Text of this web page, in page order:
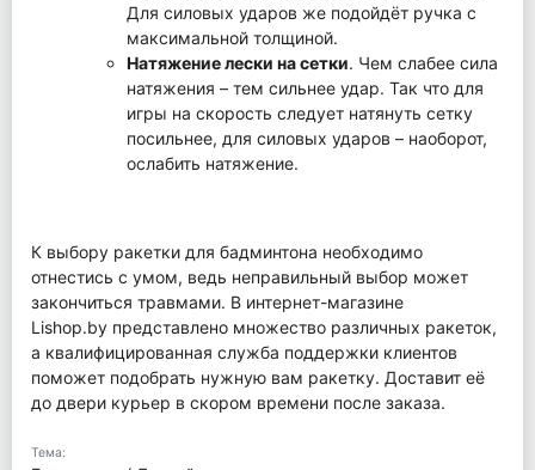
Для силовых ударов же подойдёт ручка с
максимальной толщиной.
Натяжение лески на сетки. Чем слабее сила
натяжения – тем сильнее удар. Так что для
игры на скорость следует натянуть сетку
посильнее, для силовых ударов – наоборот,
ослабить натяжение.
К выбору ракетки для бадминтона необходимо
отнестись с умом, ведь неправильный выбор может
закончиться травмами. В интернет-магазине
Lishop.by представлено множество различных ракеток,
а квалифицированная служба поддержки клиентов
поможет подобрать нужную вам ракетку. Доставит её
до двери курьер в скором времени после заказа.
Тема: